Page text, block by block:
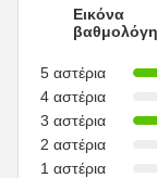
Εικόνα
5 αστέρια
4 αστέρια
3 αστέρια
2 αστέρια
1 αστέρια